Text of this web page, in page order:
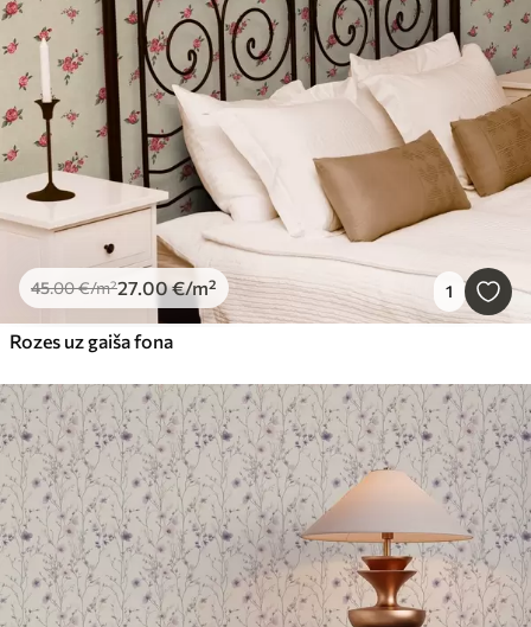
45.00€/m²27.00€/m² 1
Rozes uz gaiša fona